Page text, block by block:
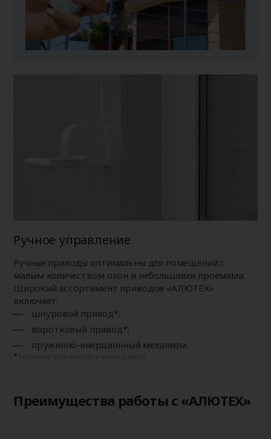
Ручное управление
Ручные приводы оптимальны для помещений с
малым количеством окон и небольшими проемами.
Широкий ассортимент приводов «АЛЮТЕХ»
включает:
шнуровой привод*;
воротковый привод*;
пружинно-инерционный механизм.
Преимущества работы с «АЛЮТЕХ»